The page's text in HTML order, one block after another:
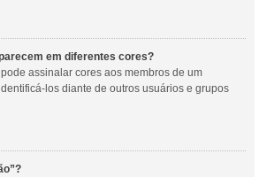
em diferentes cores?
assinalar cores aos membros de um
los diante de outros usuários e grupos